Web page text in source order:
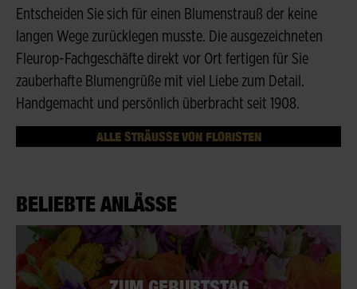
Entscheiden Sie sich für einen Blumenstrauß der keine
langen Wege zurücklegen musste. Die ausgezeichneten
Fleurop-Fachgeschäfte direkt vor Ort fertigen für Sie
zauberhafte Blumengrüße mit viel Liebe zum Detail.
Handgemacht und persönlich überbracht seit 1908.
ALLE STRÄUSSE VON FLORISTEN
BELIEBTE ANLÄSSE